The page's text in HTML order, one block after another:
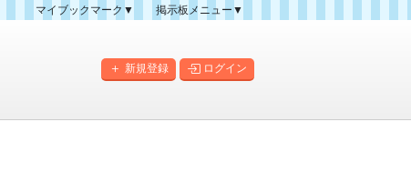
マイブックマーク▼
掲示板メニュー▼
掲示板マップ
新規登録 ログイン